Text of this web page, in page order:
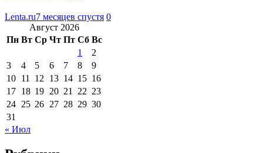
Lenta.ru7 месяцев спустя 0
Август 2026
Пн Вт Ср Чт Пт Сб Вс
1
2
3
4 5 6 7 8
9
10 11 12 13 14 15 16
17 18 19 20 21 22 23
24 25 26 27 28 29 30
31
« Июл